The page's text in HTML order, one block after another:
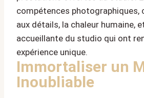
compétences photographiques,
aux détails, la chaleur humaine,
accueillante du studio qui ont
expérience unique.
Immortaliser un
Inoubliable